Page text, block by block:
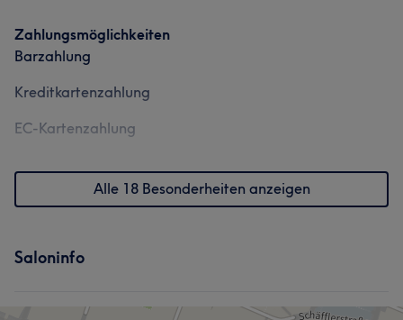
Zahlungsmöglichkeiten
Barzahlung
Kreditkartenzahlung
EC-Kartenzahlung
Alle 18 Besonderheiten anzeigen
Saloninfo